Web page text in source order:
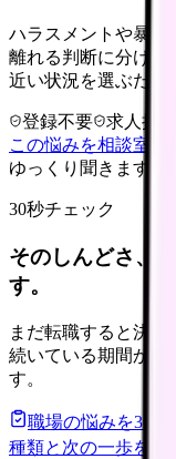
ハラスメントや暴言
離れる判断に分けて
近い状況を選ぶだけ
登録不要 求人押
この悩みを相談室で
ゆっくり聞きます
30秒チェック
そのしんどさ、
す。
まだ転職すると決め
続いている期間から
す。
職場の悩みを30秒
種類と次の一歩を整